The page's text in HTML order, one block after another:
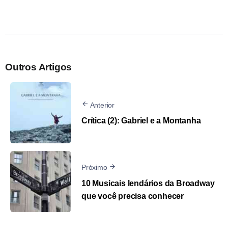
Outros Artigos
Anterior
Crítica (2): Gabriel e a Montanha
Próximo
10 Musicais lendários da Broadway
que você precisa conhecer